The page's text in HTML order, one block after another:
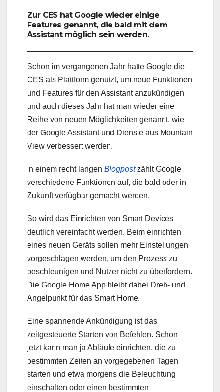
Zur CES hat Google wieder einige
Features genannt, die bald mit dem
Assistant möglich sein werden.
Schon im vergangenen Jahr hatte Google die
CES als Plattform genutzt, um neue Funktionen
und Features für den Assistant anzukündigen
und auch dieses Jahr hat man wieder eine
Reihe von neuen Möglichkeiten genannt, wie
der Google Assistant und Dienste aus Mountain
View verbessert werden.
In einem recht langen Blogpostzählt Google
verschiedene Funktionen auf, die bald oder in
Zukunft verfügbar gemacht werden.
So wird das Einrichten von Smart Devices
deutlich vereinfacht werden. Beim einrichten
eines neuen Geräts sollen mehr Einstellungen
vorgeschlagen werden, um den Prozess zu
beschleunigen und Nutzer nicht zu überfordern.
Die Google Home App bleibt dabei Dreh- und
Angelpunkt für das Smart Home.
Eine spannende Ankündigung ist das
zeitgesteuerte Starten von Befehlen. Schon
jetzt kann man ja Abläufe einrichten, die zu
bestimmten Zeiten an vorgegebenen Tagen
starten und etwa morgens die Beleuchtung
einschalten oder einen bestimmten